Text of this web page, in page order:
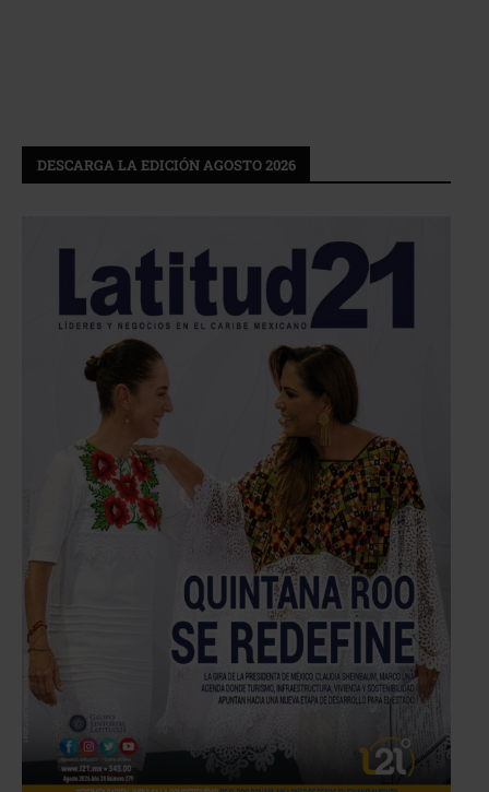
DESCARGA LA EDICIÓN AGOSTO 2026